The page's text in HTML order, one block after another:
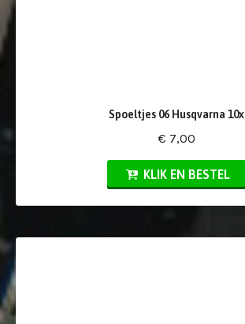
Spoeltjes 06 Husqvarna 10x
€ 7,00
KLIK EN BESTEL